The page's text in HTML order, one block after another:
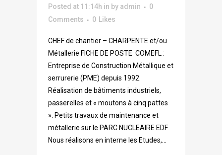
Posted at 11:14h in by admin
0
Comments
0 Likes
CHEF de chantier – CHARPENTE et/ou
Métallerie FICHE DE POSTE COMEFL :
Entreprise de Construction Métallique et
serrurerie (PME) depuis 1992.
Réalisation de bâtiments industriels,
passerelles et « moutons à cinq pattes
». Petits travaux de maintenance et
métallerie sur le PARC NUCLEAIRE EDF
Nous réalisons en interne les Etudes,...